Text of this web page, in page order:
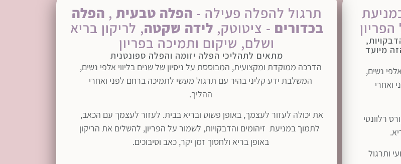
מיועד
נשים,
ואחרי
רלוונטי
| ידע מקצועי ותרגול
תרגול להפלה פעילה - הפלה טבעית , הפלה
בכדורים - ציטוטק, לידה שקטה, לריקון בריא
ושלם, שיקום ותמיכה בפריון
מתאים לתהליכי הפלה יזומה והפלה ספונטנית
הדרכה ממוקדת ומקצועית, המבוססת על ניסיון של שנים בליווי אלפי נשים,
המשלבת ידע קליני בהיר עם תרגול מעשי לתמיכה ברחם לפני ואחרי
ההליך.
את יכולה לעזור לעצמך, באופן פשוט ובריא בבית. לעזור לעצמך עם הכאב,
לתמוך במניעת זיהומים והדבקויות, לשמור על הפריון, להשלים את הריקון
באופן בריא ולחסוך זמן יקר, כאב וסיבוכים.